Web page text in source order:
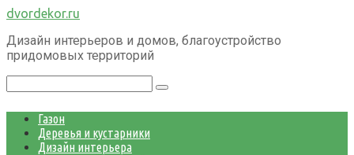
Перейти
контенту
dvordekor.ru
Дизайн интерьеров и домов, благоустройство
придомовых территорий
Газон
Деревья и кустарники
Дизайн интерьера